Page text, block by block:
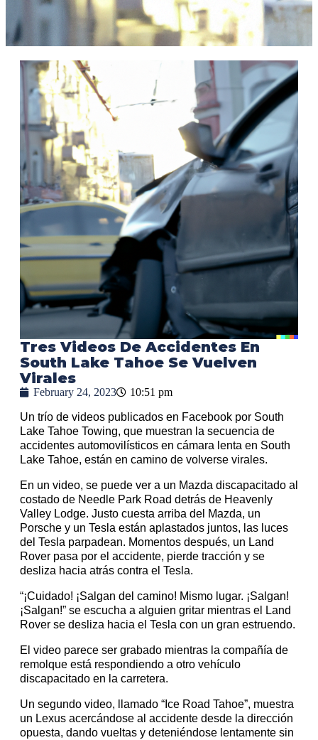
Tres Videos De Accidentes En
South Lake Tahoe Se Vuelven
Virales
February 24, 2023 10:51 pm
Un trío de videos publicados en Facebook por South
Lake Tahoe Towing, que muestran la secuencia de
accidentes automovilísticos en cámara lenta en South
Lake Tahoe, están en camino de volverse virales.
En un video, se puede ver a un Mazda discapacitado al
costado de Needle Park Road detrás de Heavenly
Valley Lodge. Justo cuesta arriba del Mazda, un
Porsche y un Tesla están aplastados juntos, las luces
del Tesla parpadean. Momentos después, un Land
Rover pasa por el accidente, pierde tracción y se
desliza hacia atrás contra el Tesla.
“¡Cuidado! ¡Salgan del camino! Mismo lugar. ¡Salgan!
¡Salgan!” se escucha a alguien gritar mientras el Land
Rover se desliza hacia el Tesla con un gran estruendo.
El video parece ser grabado mientras la compañía de
remolque está respondiendo a otro vehículo
discapacitado en la carretera.
Un segundo video, llamado “Ice Road Tahoe”, muestra
un Lexus acercándose al accidente desde la dirección
opuesta, dando vueltas y deteniéndose lentamente sin